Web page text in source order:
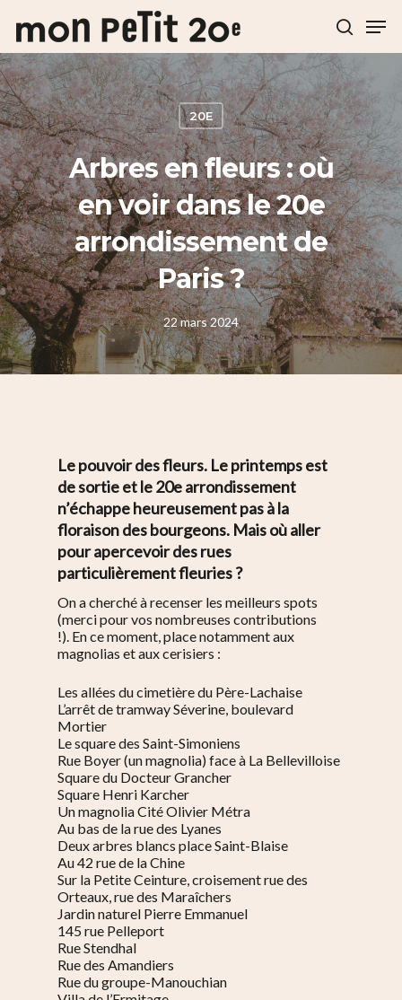
Hit enter to search or ESC to close
20E
Arbres en fleurs : où
en voir dans le 20e
arrondissement de
Paris ?
22 mars 2024
Le pouvoir des fleurs. Le printemps est
de sortie et le 20e arrondissement
n’échappe heureusement pas à la
floraison des bourgeons. Mais où aller
pour apercevoir des rues
particulièrement fleuries ?
On a cherché à recenser les meilleurs spots
(merci pour vos nombreuses contributions
!). En ce moment, place notamment aux
magnolias et aux cerisiers :
Les allées du cimetière du Père-Lachaise
L’arrêt de tramway Séverine, boulevard
Mortier
Le square des Saint-Simoniens
Rue Boyer (un magnolia) face à La Bellevilloise
Square du Docteur Grancher
Square Henri Karcher
Un magnolia Cité Olivier Métra
Au bas de la rue des Lyanes
Deux arbres blancs place Saint-Blaise
Au 42 rue de la Chine
Sur la Petite Ceinture, croisement rue des
Orteaux, rue des Maraîchers
Jardin naturel Pierre Emmanuel
145 rue Pelleport
Rue Stendhal
Rue des Amandiers
Rue du groupe-Manouchian